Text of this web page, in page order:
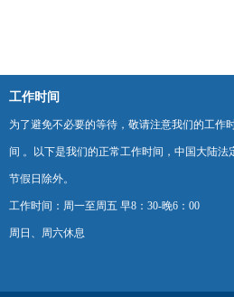
工作时间
为了避免不必要的等待，敬请注意我们的工作
间 。以下是我们的正常工作时间，中国大陆法
节假日除外。
工作时间：周一至周五 早8：30-晚6：00
周日、周六休息